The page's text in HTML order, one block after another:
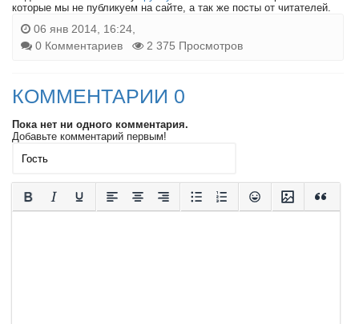
которые мы не публикуем на сайте, а так же посты от читателей.
06 янв 2014, 16:24,
0 Комментариев
2 375 Просмотров
КОММЕНТАРИИ 0
Пока нет ни одного комментария.
Добавьте комментарий первым!